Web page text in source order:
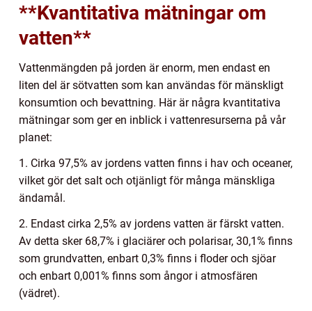
**Kvantitativa mätningar om
vatten**
Vattenmängden på jorden är enorm, men endast en
liten del är sötvatten som kan användas för mänskligt
konsumtion och bevattning. Här är några kvantitativa
mätningar som ger en inblick i vattenresurserna på vår
planet:
1. Cirka 97,5% av jordens vatten finns i hav och oceaner,
vilket gör det salt och otjänligt för många mänskliga
ändamål.
2. Endast cirka 2,5% av jordens vatten är färskt vatten.
Av detta sker 68,7% i glaciärer och polarisar, 30,1% finns
som grundvatten, enbart 0,3% finns i floder och sjöar
och enbart 0,001% finns som ångor i atmosfären
(vädret).